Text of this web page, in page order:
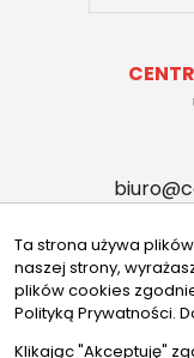
© 2026
Ta strona używa
naszej strony,
plików cookies
Polityką Prywatności.
Klikając "Akceptuję"